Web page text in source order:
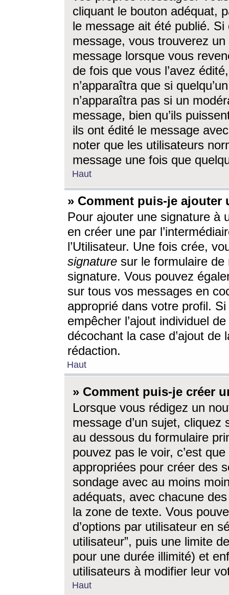
cliquant le bouton adéquat,
le message ait été publié. Si
message, vous trouverez
message lorsque vous
de fois que vous l’avez
n’apparaîtra que si
n’apparaîtra pas si un
message, bien qu’ils
ils ont édité le message
noter que les utilisateurs
message une fois que
Haut
» Comment puis-je ajouter
Pour ajouter une signature à
en créer une par
l’Utilisateur. Une fois crée,
signature sur le formulaire de
signature. Vous pouvez
sur tous vos messages en
approprié dans votre profil.
empêcher l’ajout individuel
décochant la case d’ajout
rédaction.
Haut
» Comment puis-je créer
Lorsque vous rédigez un
message d’un sujet, cliquez
au dessous du formulaire
pouvez pas le voir, c’est
appropriées pour créer des
sondage avec au moins
adéquats, avec chacune
la zone de texte. Vous
d’options par utilisateur en
utilisateur”, puis une limite
pour une durée illimité) et
utilisateurs à modifier leur
Haut